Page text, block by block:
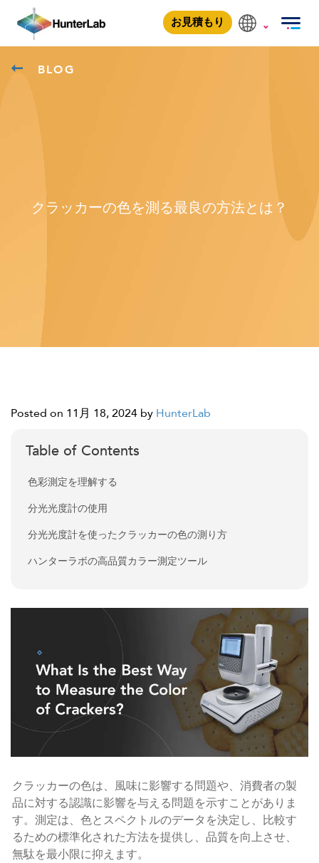
お見積もり
BLOG
クラッカーの色を測る最良の方法とは？
Posted on 11月 18, 2024 by HunterLab
Table of Contents
色彩測定を理解する
分光光度計の使用
分光光度計を使ったクラッカーの色の測り方
ハンターラボの高品質カラー測定ツール
クラッカーの色は、風味に影響する問題や、消費者の製
品に対する認識に影響を与える問題を示すことがありま
す。測定は、色とスペクトルのデータを決定し、比較す
るための標準化された方法を提供し、品質を向上させ、
無駄を最小限に抑えます。